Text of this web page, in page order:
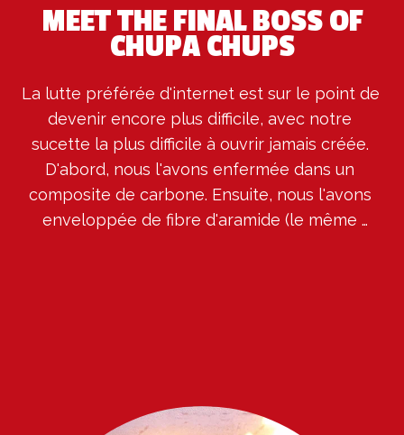
MEET THE FINAL BOSS OF
CHUPA CHUPS
La lutte préférée d'internet est sur le point de
devenir encore plus difficile, avec notre
sucette la plus difficile à ouvrir jamais créée.
D'abord, nous l'avons enfermée dans un
composite de carbone. Ensuite, nous l'avons
enveloppée de fibre d'aramide (le même